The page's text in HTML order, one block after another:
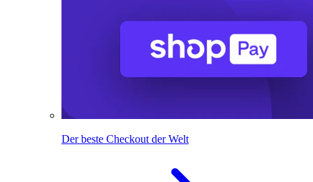
Der beste Checkout der Welt